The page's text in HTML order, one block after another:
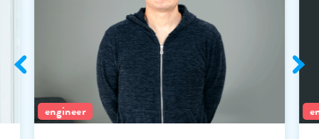
engineer